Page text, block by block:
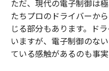
ただ、現代の電子制御は
たちプロのドライバーか
じる部分もあります。ド
いますが、電子制御のな
ている感触があるのも事実